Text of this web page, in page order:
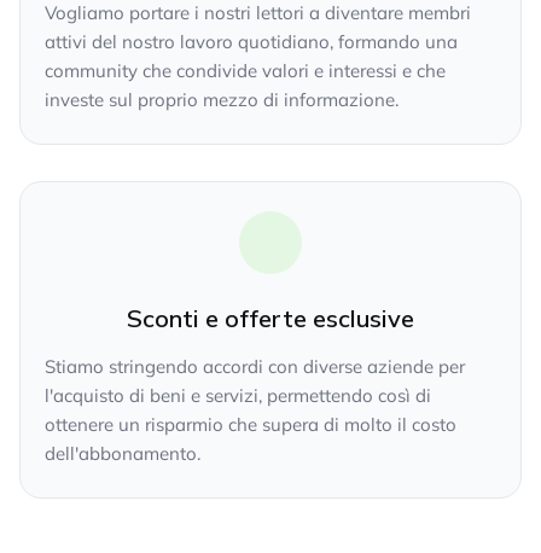
Vogliamo portare i nostri lettori a diventare membri
attivi del nostro lavoro quotidiano, formando una
community che condivide valori e interessi e che
investe sul proprio mezzo di informazione.
Sconti e offerte esclusive
Stiamo stringendo accordi con diverse aziende per
l'acquisto di beni e servizi, permettendo così di
ottenere un risparmio che supera di molto il costo
dell'abbonamento.